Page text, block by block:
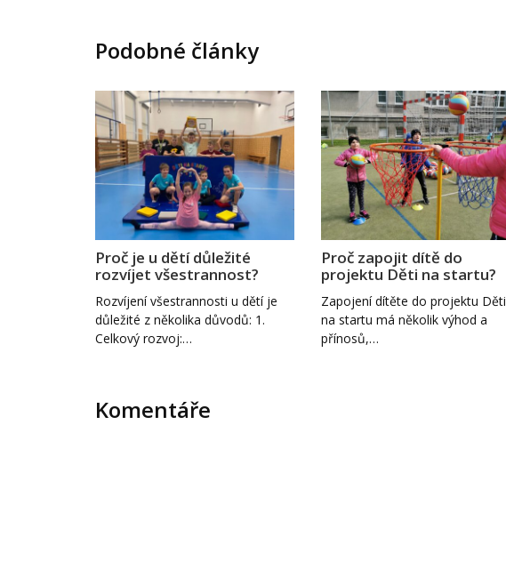
Podobné články
Proč je u dětí důležité
rozvíjet všestrannost?
Rozvíjení všestrannosti u dětí je
důležité z několika důvodů: 1.
Celkový rozvoj:…
Proč zapojit dítě do
projektu Děti na startu?
Zapojení dítěte do projektu Děti
na startu má několik výhod a
přínosů,…
Komentáře